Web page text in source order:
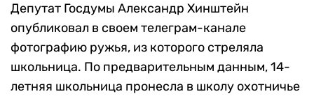
Депутат Госдумы Александр Хинштейн
опубликовал в своем телеграм-канале
фотографию ружья, из которого стреляла
школьница. По предварительным данным, 14-
летняя школьница пронесла в школу охотничье